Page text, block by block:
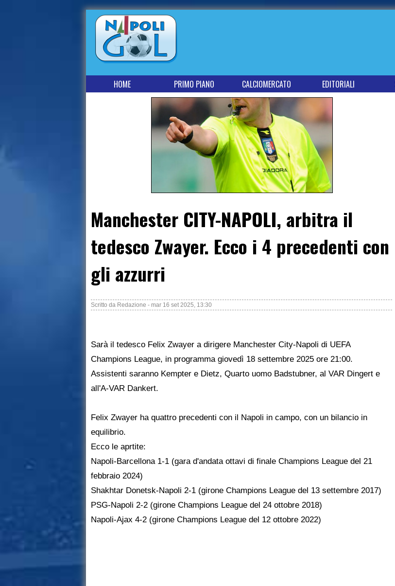
HOME PRIMO PIANO CALCIOMERCATO EDITORIALI
Manchester CITY-NAPOLI, arbitra il
tedesco Zwayer. Ecco i 4 precedenti con
gli azzurri
Scritto da Redazione - mar 16 set 2025, 13:30
Sarà il tedesco Felix Zwayer a dirigere Manchester City-Napoli di UEFA
Champions League, in programma giovedì 18 settembre 2025 ore 21:00.
Assistenti saranno Kempter e Dietz, Quarto uomo Badstubner, al VAR Dingert e
all'A-VAR Dankert.
Felix Zwayer ha quattro precedenti con il Napoli in campo, con un bilancio in
equilibrio.
Ecco le aprtite:
Napoli-Barcellona 1-1 (gara d'andata ottavi di finale Champions League del 21
febbraio 2024)
Shakhtar Donetsk-Napoli 2-1 (girone Champions League del 13 settembre 2017)
PSG-Napoli 2-2 (girone Champions League del 24 ottobre 2018)
Napoli-Ajax 4-2 (girone Champions League del 12 ottobre 2022)